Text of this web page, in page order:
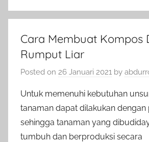
Cara Membuat Kompos
Rumput Liar
Posted on 26 Januari 2021 by
Untuk memenuhi kebutuhan
tanaman dapat dilakukan dengan
sehingga tanaman yang
tumbuh dan berproduksi secara